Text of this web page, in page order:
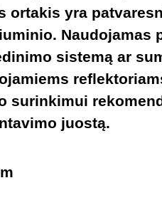
ortakis yra
Naudojamas
sistemą ar
surinkimui
juostą.